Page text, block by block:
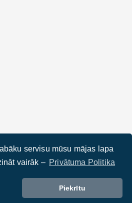
servisu mūsu mājas lapa
vairāk – Privātuma Politika
Piekrītu